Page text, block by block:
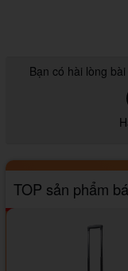
Bạn có hài lòng
TOP sản phẩm